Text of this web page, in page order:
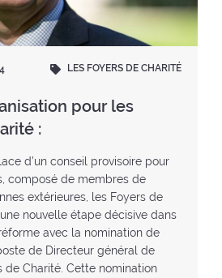
LES FOYERS DE CHARITÉ
pour les
:
d’un conseil provisoire pour
composé de membres de
extérieures, les Foyers de
nouvelle étape décisive dans
avec la nomination de
de Directeur général de
de Charité. Cette nomination